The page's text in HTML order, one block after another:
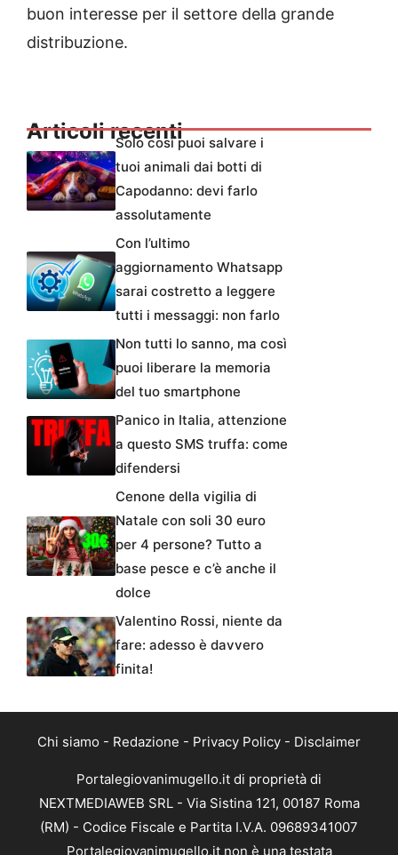
buon interesse per il settore della grande
distribuzione.
Articoli recentiSolo così puoi salvare i
tuoi animali dai botti di
Capodanno: devi farlo
assolutamente
Con l’ultimo
aggiornamento Whatsapp
sarai costretto a leggere
tutti i messaggi: non farlo
Non tutti lo sanno, ma così
puoi liberare la memoria
del tuo smartphone
Panico in Italia, attenzione
a questo SMS truffa: come
difendersi
Cenone della vigilia di
Natale con soli 30 euro
per 4 persone? Tutto a
base pesce e c’è anche il
dolce
Valentino Rossi, niente da
fare: adesso è davvero
finita!
Chi siamo - Redazione - Privacy Policy - Disclaimer
Portalegiovanimugello.it di proprietà di
NEXTMEDIAWEB SRL - Via Sistina 121, 00187 Roma
(RM) - Codice Fiscale e Partita I.V.A. 09689341007
Portalegiovanimugello.it non è una testata